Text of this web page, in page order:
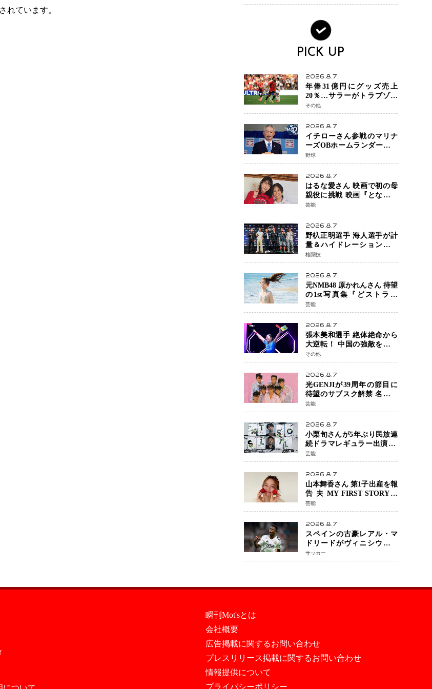
れています。
へ・・・補強戦略の転換点
PICK UP
2026.8.7
年俸31億円にグッズ売上
20％…サラーがトラブゾン
スポル加入 世界サッカー
は「五大リーグ一強」から
新時代へ
その他
2026.8.7
イチローさん参戦のマリナ
ーズOBホームランダービー
が無料生配信 北米ならで
はの“魅せる興行”に世界が
注目
野球
2026.8.7
はるな愛さん 映画で初の母
親役に挑戦 映画『となりの
とらんす少女ちゃん』11月7
日公開 未来の自分との対話
を描く注目作
芸能
2026.8.7
野杁正明選手 海人選手が計
量＆ハイドレーションテス
トをクリア「ONE
SAMURAI 2」決戦へ万全の
準備整う
格闘技
2026.8.7
元NMB48 原かれんさん 待望
の1st写真集『どストライ
ク』発売決定 バリで魅せる
25歳の新境地
芸能
2026.8.7
張本美和選手 絶体絶命から
大逆転！ 中国の強敵を撃破
しWTT横浜でベスト8進出
その他
2026.8.7
光GENJIが39周年の節目に
待望のサブスク解禁 名曲の
数々がデジタル配信へ 40周
年へ向け1年間で全作品を順
次公開
芸能
2026.8.7
小栗旬さんが5年ぶり民放連
続ドラマレギュラー出演 横
浜流星さんと初共演
『LOST10』で異色バディ結
成
芸能
2026.8.7
山本舞香さん 第1子出産を報
告 夫 MY FIRST STORYの
Hiroさんとの新たな家族生
活「母子ともに健康」
芸能
2026.8.7
スペインの古豪レアル・マ
ドリードがヴィニシウス選
手との契約を2032年まで延
長 長期交渉が決着 年俸は約
サッカー
瞬刊Mot'sとは
会社概要
広告掲載に関するお問い合わせ
プレスリリース掲載に関するお問い合わせ
情報提供について
プライバシーポリシー